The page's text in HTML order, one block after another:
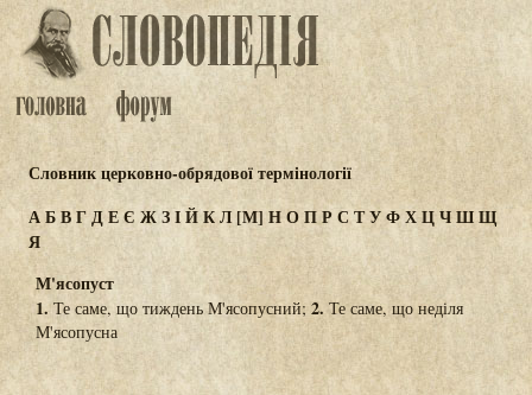
Словник церковно-обрядової термінології
АБВГДЕЄ ЖЗІЙКЛ[М] НОПРСТУФХЦЧШЩ
Я
М'ясопуст
1. Те саме, що тиждень М'ясопусний; 2. Те саме, що неділя
М'ясопусна